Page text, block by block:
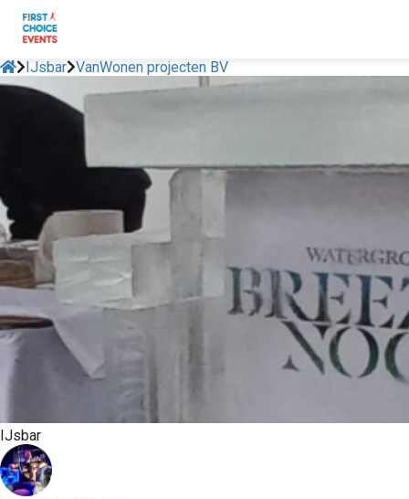
IJsbar VanWonen projecten BV
IJsbar